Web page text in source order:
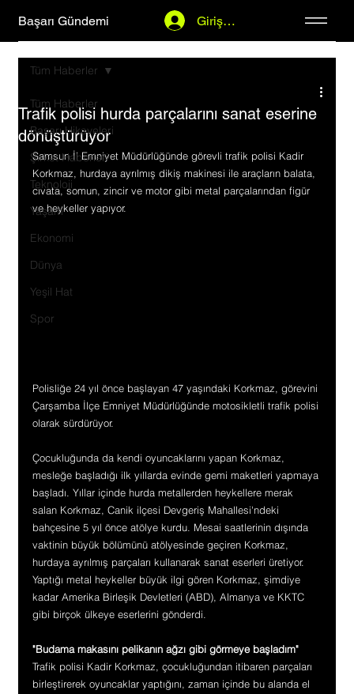
Başarı Gündemi Giriş Yap
Tüm Haberler
Başarı Hikayeleri
Şirket Haberleri
Teknoloji
Yaşam
Ekonomi
Dünya
Yeşil Hat
Spor
Tüm Haberler
Trafik polisi hurda parçalarını sanat eserine
dönüştürüyor
Samsun İl Emniyet Müdürlüğünde görevli trafik polisi Kadir
Korkmaz, hurdaya ayrılmış dikiş makinesi ile araçların balata,
cıvata, somun, zincir ve motor gibi metal parçalarından figür
ve heykeller yapıyor.
Polisliğe 24 yıl önce başlayan 47 yaşındaki Korkmaz, görevini
Çarşamba İlçe Emniyet Müdürlüğünde motosikletli trafik polisi
olarak sürdürüyor.
Çocukluğunda da kendi oyuncaklarını yapan Korkmaz,
mesleğe başladığı ilk yıllarda evinde gemi maketleri yapmaya
başladı. Yıllar içinde hurda metallerden heykellere merak
salan Korkmaz, Canik ilçesi Devgeriş Mahallesi'ndeki
bahçesine 5 yıl önce atölye kurdu. Mesai saatlerinin dışında
vaktinin büyük bölümünü atölyesinde geçiren Korkmaz,
hurdaya ayrılmış parçaları kullanarak sanat eserleri üretiyor.
Yaptığı metal heykeller büyük ilgi gören Korkmaz, şimdiye
kadar Amerika Birleşik Devletleri (ABD), Almanya ve KKTC
gibi birçok ülkeye eserlerini gönderdi.
"Budama makasını pelikanın ağzı gibi görmeye başladım"
Trafik polisi Kadir Korkmaz, çocukluğundan itibaren parçaları
birleştirerek oyuncaklar yaptığını, zaman içinde bu alanda el